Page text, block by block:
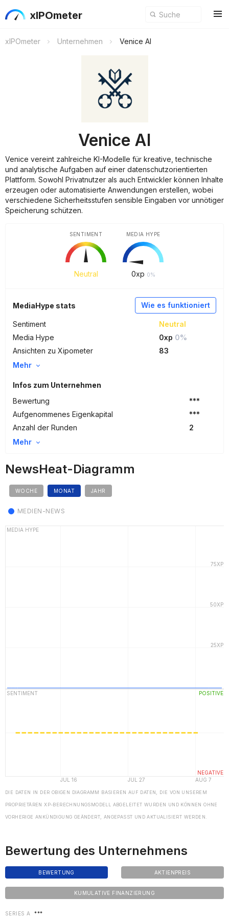
xIPOmeter
xIPOmeter Unternehmen Venice AI
Venice AI
Venice vereint zahlreiche KI-Modelle für kreative, technische
und analytische Aufgaben auf einer datenschutzorientierten
Plattform. Sowohl Privatnutzer als auch Entwickler können Inhalte
erzeugen oder automatisierte Anwendungen erstellen, wobei
verschiedene Sicherheitsstufen sensible Eingaben vor unnötiger
Speicherung schützen.
Neutral
SENTIMENT
0xp 0%
MEDIA HYPE
Wie es funktioniert
MediaHype stats
Sentiment
Neutral
Media Hype
0xp 0%
Ansichten zu Xipometer
83
Mehr
Infos zum Unternehmen
Bewertung
***
Aufgenommenes Eigenkapital
***
Anzahl der Runden
2
Mehr
NewsHeat-Diagramm
WOCHE MONAT JAHR
MEDIEN-NEWS
DIE DATEN IN DER OBIGEN DIAGRAMM BASIEREN AUF DATEN, DIE VON UNSEREM
PROPRIETÄREN XP-BERECHNUNGSMODELL ABGELEITET WURDEN UND KÖNNEN OHNE
VORHERIGE ANKÜNDIGUNG GEÄNDERT, ANGEPASST UND AKTUALISIERT WERDEN.
Bewertung des Unternehmens
BEWERTUNG AKTIENPREIS
KUMULATIVE FINANZIERUNG
SERIES A ***